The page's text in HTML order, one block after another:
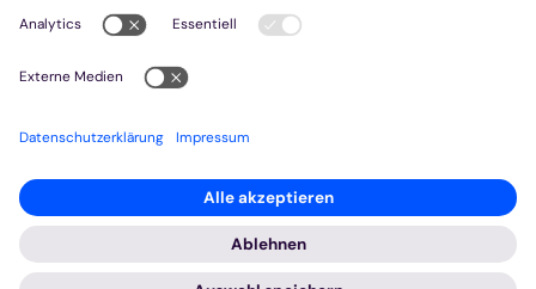
beachten Sie, dass auf Basis Ihrer Einstellungen womöglich
Weitere Informationen und die Möglichkeit zum Widerruf Ihrer
Einwillung finden Sie in unserer
Externe Inhalte
Statistiken
Datenschutzerklärung